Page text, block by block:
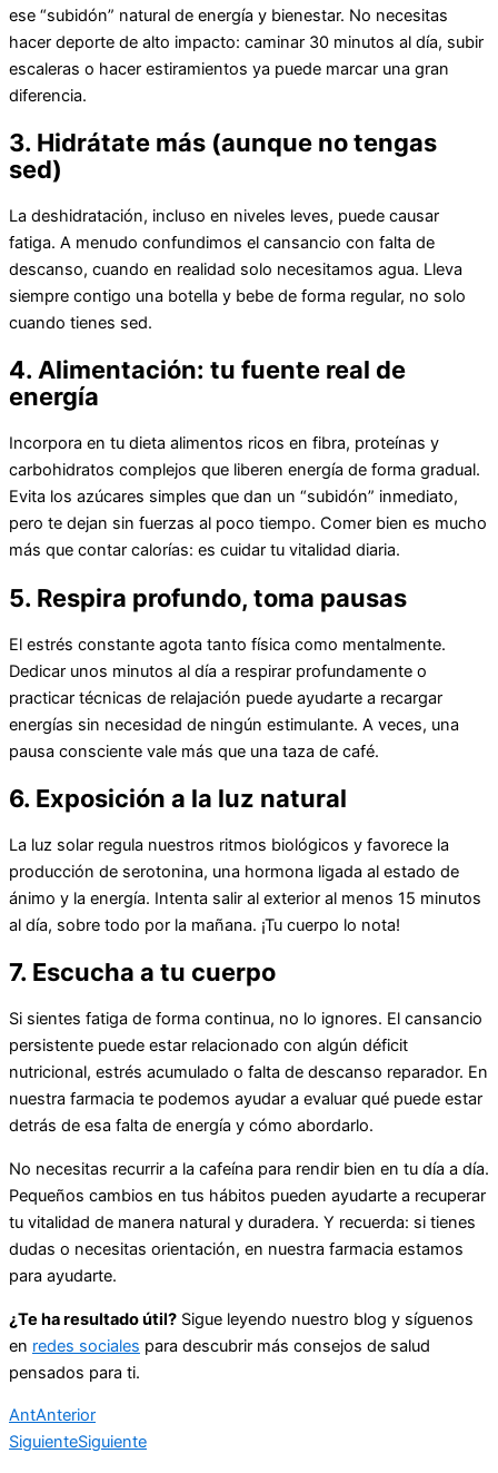
ese “subidón” natural de energía y bienestar. No necesitas
hacer deporte de alto impacto: caminar 30 minutos al día, subir
escaleras o hacer estiramientos ya puede marcar una gran
diferencia.
3. Hidrátate más (aunque no tengas
sed)
La deshidratación, incluso en niveles leves, puede causar
fatiga. A menudo confundimos el cansancio con falta de
descanso, cuando en realidad solo necesitamos agua. Lleva
siempre contigo una botella y bebe de forma regular, no solo
cuando tienes sed.
4. Alimentación: tu fuente real de
energía
Incorpora en tu dieta alimentos ricos en fibra, proteínas y
carbohidratos complejos que liberen energía de forma gradual.
Evita los azúcares simples que dan un “subidón” inmediato,
pero te dejan sin fuerzas al poco tiempo. Comer bien es mucho
más que contar calorías: es cuidar tu vitalidad diaria.
5. Respira profundo, toma pausas
El estrés constante agota tanto física como mentalmente.
Dedicar unos minutos al día a respirar profundamente o
practicar técnicas de relajación puede ayudarte a recargar
energías sin necesidad de ningún estimulante. A veces, una
pausa consciente vale más que una taza de café.
6. Exposición a la luz natural
La luz solar regula nuestros ritmos biológicos y favorece la
producción de serotonina, una hormona ligada al estado de
ánimo y la energía. Intenta salir al exterior al menos 15 minutos
al día, sobre todo por la mañana. ¡Tu cuerpo lo nota!
7. Escucha a tu cuerpo
Si sientes fatiga de forma continua, no lo ignores. El cansancio
persistente puede estar relacionado con algún déficit
nutricional, estrés acumulado o falta de descanso reparador. En
nuestra farmacia te podemos ayudar a evaluar qué puede estar
detrás de esa falta de energía y cómo abordarlo.
No necesitas recurrir a la cafeína para rendir bien en tu día a día.
Pequeños cambios en tus hábitos pueden ayudarte a recuperar
tu vitalidad de manera natural y duradera. Y recuerda: si tienes
dudas o necesitas orientación, en nuestra farmacia estamos
para ayudarte.
¿Te ha resultado útil? Sigue leyendo nuestro blog y síguenos
en redes sociales para descubrir más consejos de salud
pensados para ti.
AntAnterior
SiguienteSiguiente